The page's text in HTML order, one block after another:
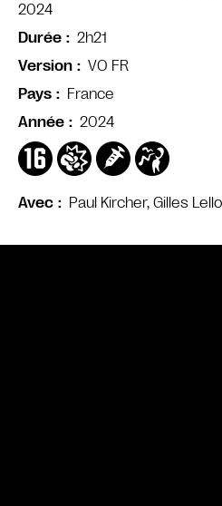
Avec Paul Kircher, Gilles
2024
Durée
2h21
Version
VO FR
Pays
France
Année
2024